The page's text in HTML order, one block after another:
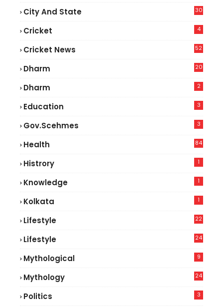
City And State 30
Cricket 4
Cricket News
52
Dharm 20
Dharm 2
Education 3
Gov.scehmes 3
Health
84
Histrory 1
Knowledge 1
Kolkata 1
Lifestyle
22
Lifestyle
24
Mythological 9
Mythology 24
Politics 3